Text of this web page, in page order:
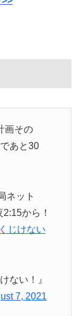
画その
あと30
ネット
から！
じけない
ない！』
7, 2021